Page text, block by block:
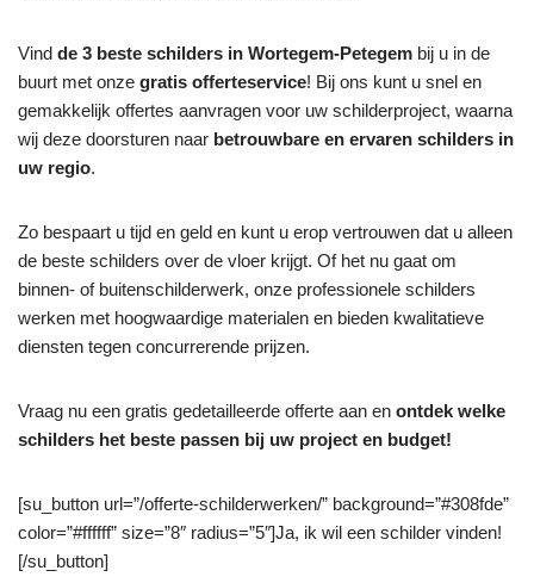
Vind de 3 beste schilders in Wortegem-Petegem bij u in de
buurt met onze gratis offerteservice! Bij ons kunt u snel en
gemakkelijk offertes aanvragen voor uw schilderproject, waarna
wij deze doorsturen naar betrouwbare en ervaren schilders in
uw regio.
Zo bespaart u tijd en geld en kunt u erop vertrouwen dat u alleen
de beste schilders over de vloer krijgt. Of het nu gaat om
binnen- of buitenschilderwerk, onze professionele schilders
werken met hoogwaardige materialen en bieden kwalitatieve
diensten tegen concurrerende prijzen.
Vraag nu een gratis gedetailleerde offerte aan en ontdek welke
schilders het beste passen bij uw project en budget!
[su_button url=”/offerte-schilderwerken/” background=”#308fde”
color=”#ffffff” size=”8″ radius=”5″]Ja, ik wil een schilder vinden!
[/su_button]